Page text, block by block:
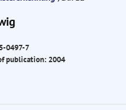
0497-7
publication: 2004